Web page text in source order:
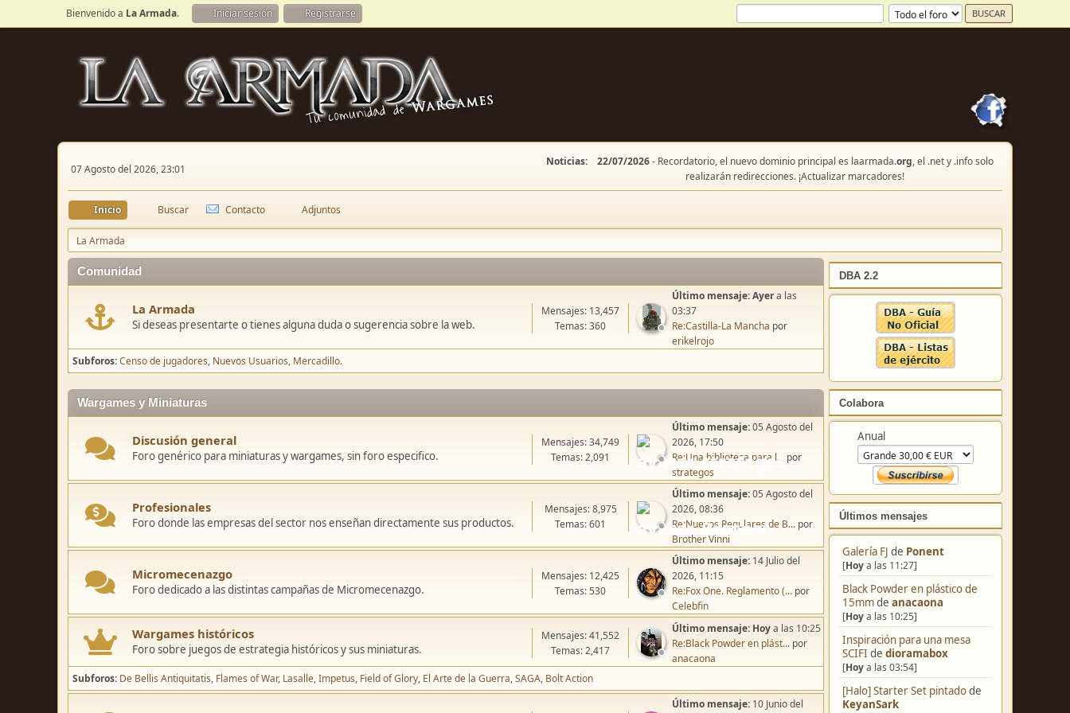
Bienvenido a La Armada. Iniciar sesión Registrarse
07 Agosto del 2026, 23:01
Noticias: 22/07/2026- Recordatorio, el nuevo dominio principal es laarmada.org, el .net y .info solo
realizarán redirecciones. ¡Actualizar marcadores!
Inicio Buscar Contacto Adjuntos
La Armada
DBA 2.2
Colabora
Anual
Últimos mensajes
Galería FJ de Ponent
[Hoya las 11:27]
Black Powder en plástico de
15mmde anacaona
[Hoya las 10:25]
Inspiración para una mesa
SCIFI de dioramabox
[Hoya las 03:54]
[Halo] Starter Set pintadode
KeyanSark
Comunidad
La Armada
Si deseas presentarte o tienes alguna duda o sugerencia sobre la web.
Mensajes: 13,457
Temas: 360
Último mensaje:Ayera las
03:37
Re:Castilla-La Mancha por
erikelrojo
Subforos Censo de jugadores Nuevos Usuarios Mercadillo.
Wargames y Miniaturas
Discusión general
Foro genérico para miniaturas y wargames, sin foro especifico.
Mensajes: 34,749
Temas: 2,091
Último mensaje:05 Agosto del
2026, 17:50
Re:Una biblioteca para l... por
strategos
Profesionales
Foro donde las empresas del sector nos enseñan directamente sus productos.
Mensajes: 8,975
Temas: 601
Último mensaje:05 Agosto del
2026, 08:36
Re:Nuevos Regulares de B... por
Brother Vinni
Micromecenazgo
Foro dedicado a las distintas campañas de Micromecenazgo.
Mensajes: 12,425
Temas: 530
Último mensaje: 14 Julio del
2026, 11:15
Re:Fox One. Reglamento (... por
Celebfin
Wargames históricos
Foro sobre juegos de estrategia históricos y sus miniaturas.
Mensajes: 41,552
Temas: 2,417
Último mensaje: Hoya las 10:25
Re:Black Powder en plást... por
anacaona
Subforos De Bellis Antiquitatis Flames of War Lasalle Impetus Field of Glory El Arte de la Guerra SAGA Bolt Action
Último mensaje: 10 Junio del